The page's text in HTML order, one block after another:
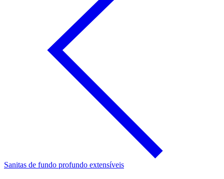
Sanitas de fundo profundo extensíveis